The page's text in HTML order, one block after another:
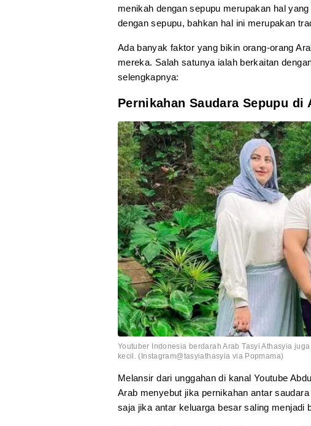
menikah dengan sepupu merupakan hal
dengan sepupu, bahkan hal ini merupakan
Ada banyak faktor yang bikin orang-orang
mereka. Salah satunya ialah berkaitan
selengkapnya:
Pernikahan Saudara Sepupu di
Youtuber Indonesia berdarah Arab Tasyi Athasyia
kecil. (Instagram@tasyiathasyia via Popmama)
Melansir dari unggahan di kanal Youtube
Arab menyebut jika pernikahan antar
saja jika antar keluarga besar saling menjadi